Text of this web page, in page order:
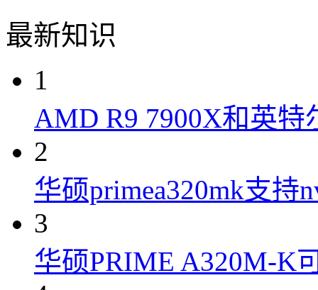
最新知识
1
AMD R9 7900X和英特
2
华硕primea320mk支持
3
华硕PRIME A320M-K